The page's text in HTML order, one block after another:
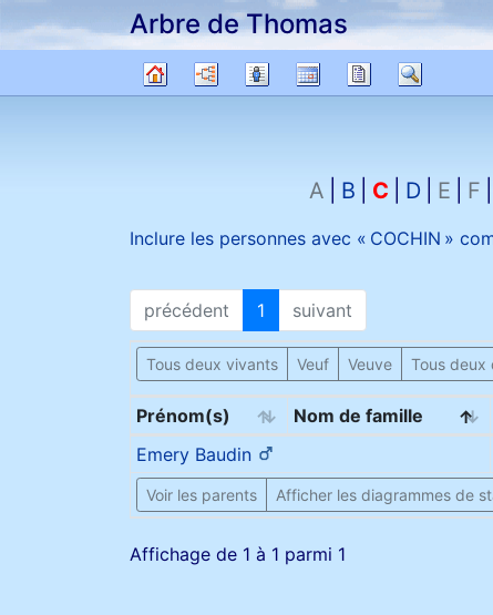
Passer au contenu
Arbre de Thomas
Diagrammes
Listes CalendrierRapports
A B C D E F
Inclure les personnes avec « COCHIN »
précédent 1 suivant
Tous deux vivants Veuf Veuve Tous deux
Prénom(s) Nom de famille
Emery Baudin
Voir les parents Afficher les diagrammes de
Affichage de 1 à 1 parmi 1